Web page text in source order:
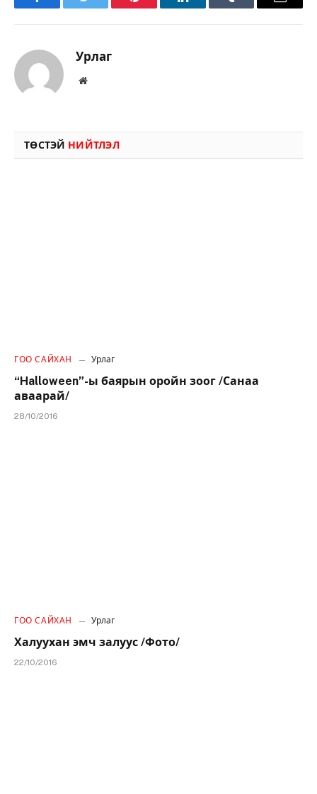
FacebookTwitter Pinterest LinkedInTumblr Имэйл
Урлаг
Вэбсайт
ТӨСТЭЙ НИЙТЛЭЛ
ГОО САЙХАН Урлаг
“Halloween”-ы баярын оройн зоог /Санаа
аваарай/
28/10/2016
ГОО САЙХАН Урлаг
Халуухан эмч залуус /Фото/
22/10/2016